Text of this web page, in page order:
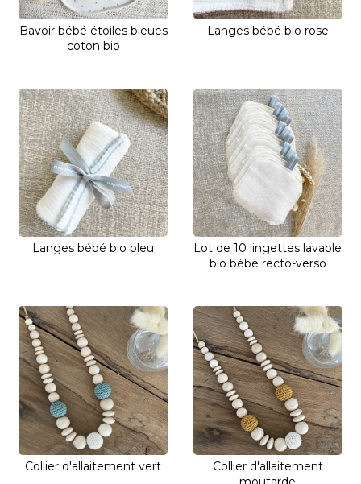
Bavoir bébé étoiles bleues
coton bio
Langes bébé bio rose
Langes bébé bio bleu
Lot de 10 lingettes lavable
bio bébé recto-verso
Collier d'allaitement vert
Collier d'allaitement